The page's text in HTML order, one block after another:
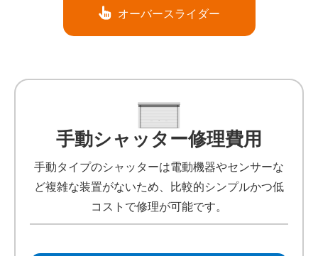
オーバースライダー
手動シャッター修理費用
手動タイプのシャッターは電動機器やセンサーな
ど複雑な装置がないため、比較的シンプルかつ低
コストで修理が可能です。